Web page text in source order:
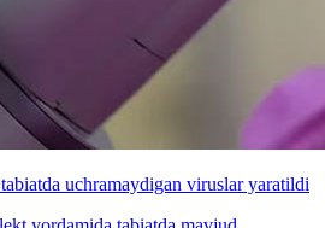
uchramaydigan viruslar yaratildi